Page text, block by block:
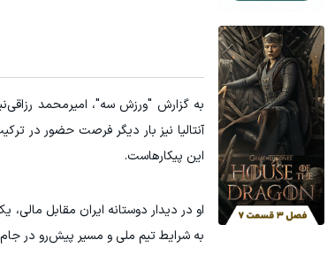
به گزارش "ورزش سه"، امیرمحمد
آنتالیا نیز بار دیگر فرصت حضور در
این پیکارهاست.
او در دیدار دوستانه ایران مقابل
به شرایط تیم ملی و مسیر پیش‌رو در جام جهانی ۲۰۲۶ را به
جای این پک تقویت موی جلبک توی حمومت خالیه!45%تخفیف
خرید محصول